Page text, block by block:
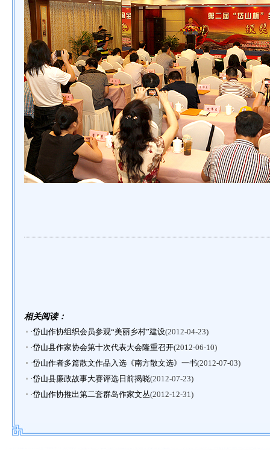
相关阅读：
·岱山作协组织会员参观“美丽乡村”建设(2012-04-23)
·岱山县作家协会第十次代表大会隆重召开(2012-06-10)
·岱山作者多篇散文作品入选《南方散文选》一书(2012-07-03)
·岱山县廉政故事大赛评选日前揭晓(2012-07-23)
·岱山作协推出第二套群岛作家文丛(2012-12-31)